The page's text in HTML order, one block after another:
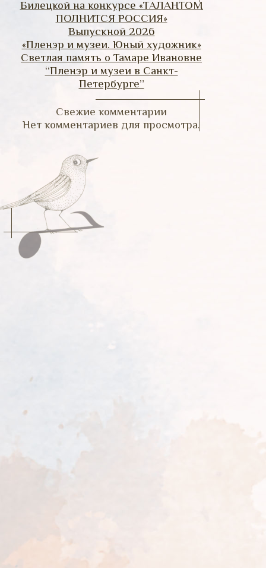
Билецкой на конкурсе «ТАЛАНТОМ
ПОЛНИТСЯ РОССИЯ»
Выпускной 2026
«Пленэр и музеи. Юный художник»
Светлая память о Тамаре Ивановне
“Пленэр и музеи в Санкт-
Петербурге”
Свежие комментарии
Нет комментариев для просмотра.